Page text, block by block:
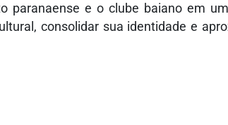
paranaense e o clube baiano em
consolidar sua identidade e